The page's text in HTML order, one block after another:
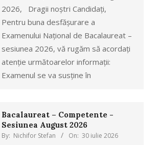
2026, Dragii noștri Candidați,
Pentru buna desfășurare a
Examenului Național de Bacalaureat –
sesiunea 2026, vă rugăm să acordați
atenție următoarelor informații:
Examenul se va susține în
Bacalaureat – Competente -
Sesiunea August 2026
By: Nichifor Stefan On: 30 iulie 2026